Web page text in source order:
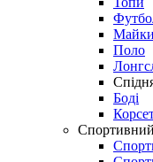
Майки
Поло
Боді